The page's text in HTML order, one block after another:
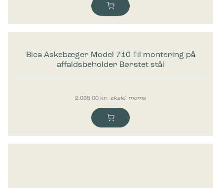
Bica Askebæger Model 710 Til montering på
affaldsbeholder Børstet stål
2.035,00 ekskl. moms